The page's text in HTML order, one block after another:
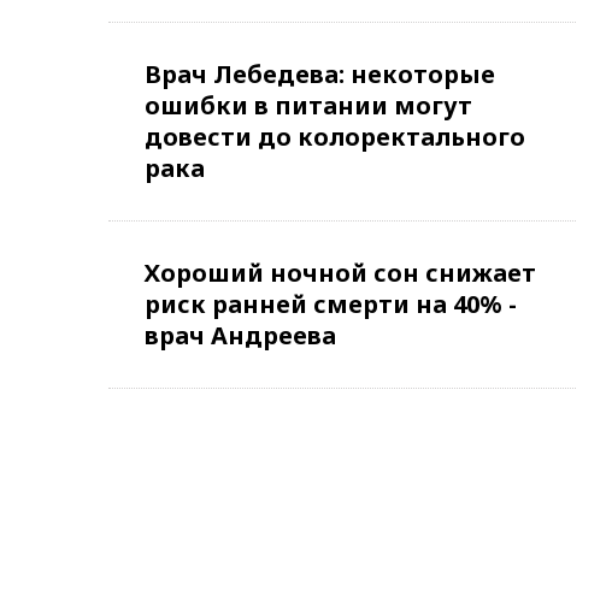
Врач Лебедева: некоторые
ошибки в питании могут
довести до колоректального
рака
Хороший ночной сон снижает
риск ранней смерти на 40% -
врач Андреева